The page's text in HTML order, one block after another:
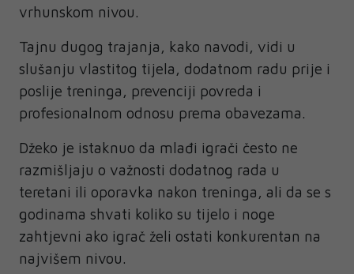
vrhunskom nivou.
Tajnu dugog trajanja, kako navodi, vidi u
slušanju vlastitog tijela, dodatnom radu prije i
poslije treninga, prevenciji povreda i
profesionalnom odnosu prema obavezama.
Džeko je istaknuo da mlađi igrači često ne
razmišljaju o važnosti dodatnog rada u
teretani ili oporavka nakon treninga, ali da se s
godinama shvati koliko su tijelo i noge
zahtjevni ako igrač želi ostati konkurentan na
najvišem nivou.